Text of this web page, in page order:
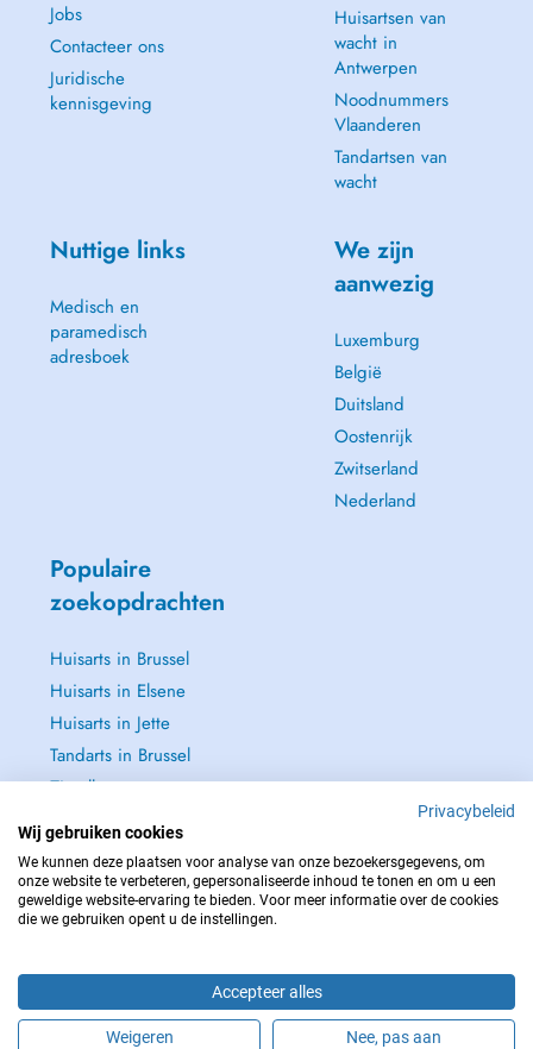
Jobs
Contacteer ons
Juridische
kennisgeving
Huisartsen van
wacht in
Antwerpen
Noodnummers
Vlaanderen
Tandartsen van
wacht
Nuttige links
Medisch en
paramedisch
adresboek
We zijn
aanwezig
Luxemburg
België
Duitsland
Oostenrijk
Zwitserland
Nederland
Populaire
zoekopdrachten
Huisarts in Brussel
Huisarts in Elsene
Huisarts in Jette
Tandarts in Brussel
Zie alle →
NEEM IN GEVAL VAN NOOD CONTACT OP MET : 112
Privacybeleid
Wij gebruiken cookies
We kunnen deze plaatsen voor analyse van onze bezoekersgegevens, om
onze website te verbeteren, gepersonaliseerde inhoud te tonen en om u een
geweldige website-ervaring te bieden. Voor meer informatie over de cookies
die we gebruiken opent u de instellingen.
Accepteer alles
Weigeren Nee, pas aan